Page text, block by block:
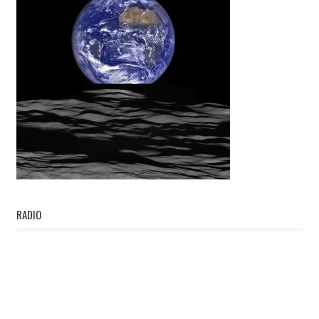
RADIO